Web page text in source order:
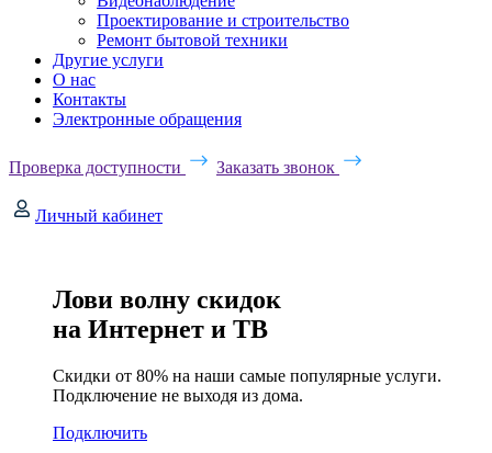
Проектирование и строительство
Ремонт бытовой техники
Другие услуги
О нас
Контакты
Электронные обращения
Проверка доступности Заказать звонок
Личный кабинет
Лови волну скидок
на Интернет и ТВ
Скидки от 80% на наши самые популярные услуги.
Подключение не выходя из дома.
Подключить